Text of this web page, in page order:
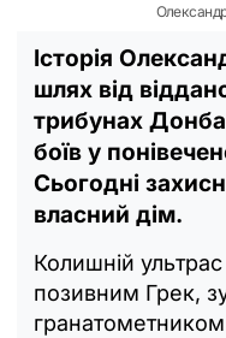
Історія
шлях від
трибунах
боїв у
Сьогодні
власний дім.
Колишній
позивним Грек,